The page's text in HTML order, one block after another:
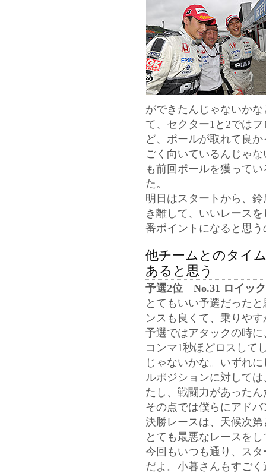
ができたんじゃないか
て、セクター1と2では
ど、ポールが取れて良
ごく向いているんじゃ
も前回ポールを獲って
た。
明日はスタートから、
き離して、いいレース
番ポイントになると思
他チームとのタイ
あると思う
予選2位 No.31 ロイッ
とてもいい予選だった
ンスも良くて、乗りや
予選ではアタックの時
コンマ1秒ほどロスして
じゃないかな。いずれ
ルポジションに対して
たし、戦闘力があった
その点では僕らにアド
決勝レースは、天候次
とても最悪なレースを
今回もいつも通り、ス
だよ。小暮さんもすご